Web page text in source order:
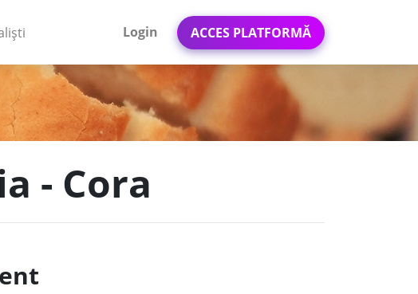
Login ACCES PLATFORMĂ
- Cora